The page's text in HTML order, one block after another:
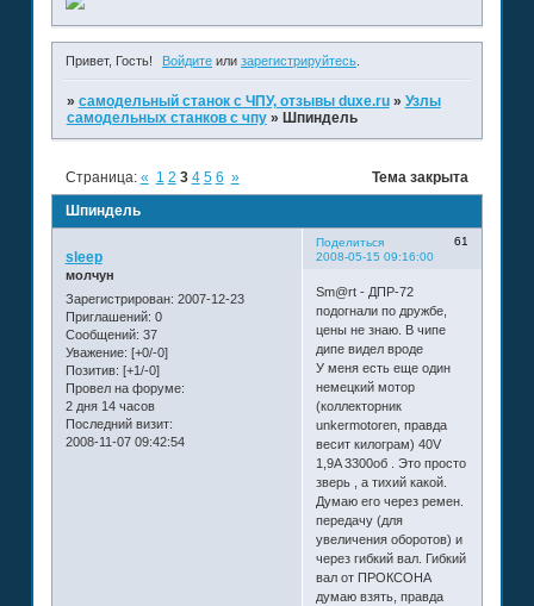
Привет, Гость! Войдите илизарегистрируйтесь
» самодельный станок с ЧПУ, отзывы duxe.ru » Узлы
самодельных станков с чпу » Шпиндель
Шпиндель
Страница: « 1 2 3 4 5 6 » Тема закрыта
Поделиться
61
2008-05-15 09:16:00
sleep
молчун
Зарегистрирован: 2007-12-23
Приглашений: 0
Сообщений: 37
Уважение: [+0/-0]
Позитив: [+1/-0]
Провел на форуме:
2 дня 14 часов
Последний визит:
2008-11-07 09:42:54
Sm@rt - ДПР-72
подогнали по дружбе,
цены не знаю. В чипе
дипе видел вроде
У меня есть еще один
немецкий мотор
(коллекторник
unkermotoren, правда
весит килограм) 40V
1,9A 3300об . Это просто
зверь , а тихий какой.
Думаю его через ремен.
передачу (для
увеличения оборотов) и
через гибкий вал. Гибкий
вал от ПРОКСОНА
думаю взять, правда